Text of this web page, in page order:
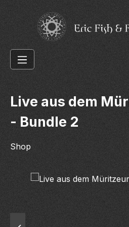
Zum Hauptinhalt springen
Live aus dem
- Bundle 2
Shop
Bildergalerie überspringen